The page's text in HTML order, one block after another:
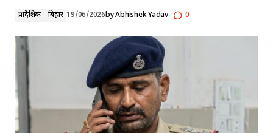
प्रादेशिक बिहार 19/06/2026byAbhishek Yadav 0